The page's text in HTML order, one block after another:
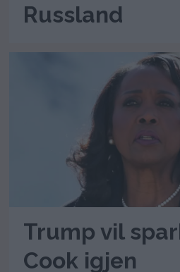
Russland
Trump vil
Cook igjen